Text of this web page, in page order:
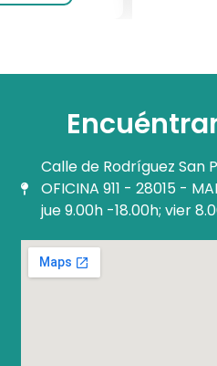
Calle de Rodríguez San
OFICINA 911 - 28015 -
jue 9.00h -18.00h; vier